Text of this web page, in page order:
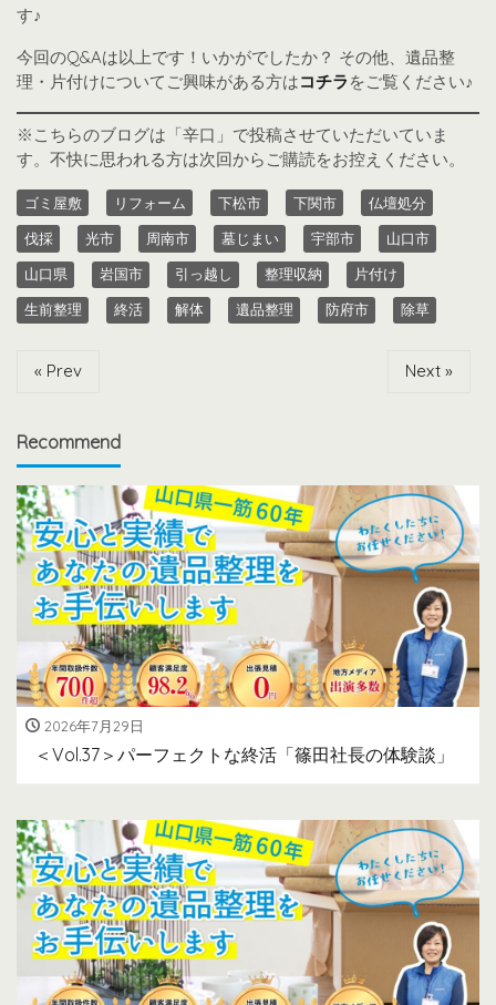
す♪
今回のQ&Aは以上です！いかがでしたか？ その他、遺品整
理・片付けについてご興味がある方はコチラをご覧ください♪
※こちらのブログは「辛口」で投稿させていただいていま
す。不快に思われる方は次回からご購読をお控えください。
ゴミ屋敷 リフォーム 下松市 下関市 仏壇処分
伐採 光市 周南市 墓じまい 宇部市 山口市
山口県 岩国市 引っ越し 整理収納 片付け
生前整理 終活 解体 遺品整理 防府市 除草
« Prev Next »
Recommend
2026年7月29日
＜Vol.37＞パーフェクトな終活「篠田社長の体験談」